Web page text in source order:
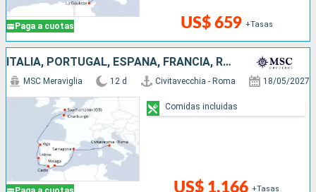
Paga a cuotas US$ 659 +Tasas
ITALIA, PORTUGAL, ESPAÑA, FRANCIA, REINO UNIDO
MSC Meraviglia 12 d Civitavecchia - Roma 18/05/2027
US$ 1,166 +Tasas
Comidas incluidas